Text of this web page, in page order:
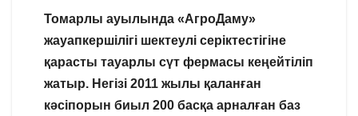
Томарлы ауылында «АгроДаму»
жауапкершілігі шектеулі серіктестігіне
қарасты тауарлы сүт фермасы кеңейтіліп
жатыр. Негізі 2011 жылы қаланған
кәсіпорын биыл 200 басқа арналған баз